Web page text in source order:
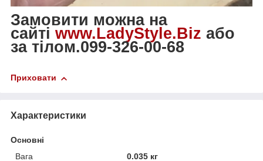
Замовити можна на
сайті www.LadyStyle.Biz або
за тілом.099-326-00-68
Приховати
Характеристики
Основні
Вага
0.035 кг